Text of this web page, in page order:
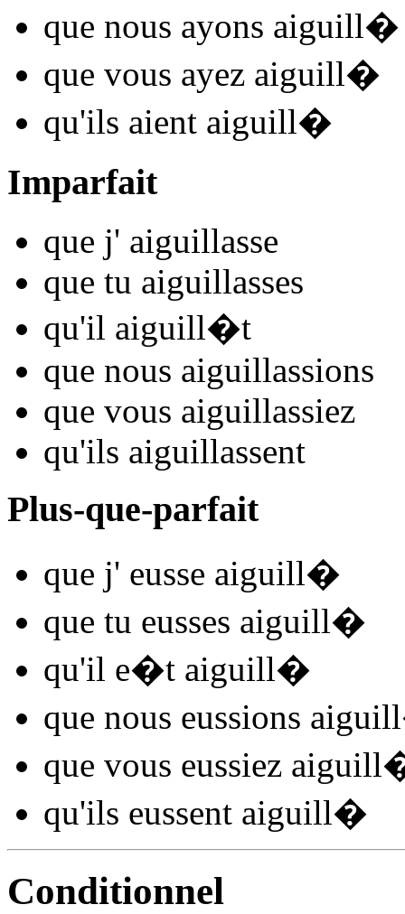
que nous ayons aiguill�
que vous ayez aiguill�
qu'ils aient aiguill�
Imparfait
que j' aiguillasse
que tu aiguillasses
qu'il aiguill�t
que nous aiguillassions
que vous aiguillassiez
qu'ils aiguillassent
Plus-que-parfait
que j' eusse aiguill�
que tu eusses aiguill�
qu'il e�t aiguill�
que nous eussions aiguill
que vous eussiez aiguill
qu'ils eussent aiguill�
Conditionnel